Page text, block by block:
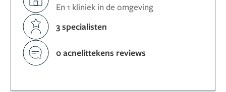
En 1 kliniek in de omgeving
3 specialisten
0 acnelittekens reviews